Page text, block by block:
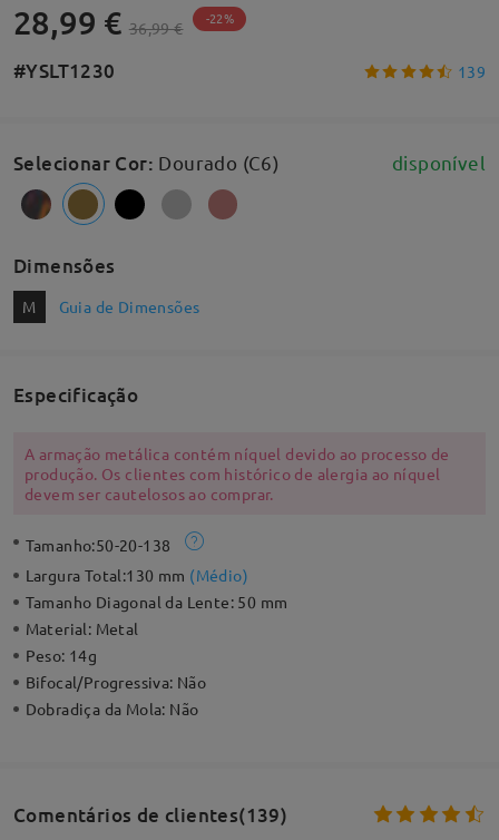
28,99 € 36,99 € -22%
#YSLT1230 139
Selecionar Cor: Dourado (C6) disponível
Dimensões
M Guia de Dimensões
Especificação
A armação metálica contém níquel devido ao processo de
produção. Os clientes com histórico de alergia ao níquel
devem ser cautelosos ao comprar.
Tamanho:50-20-138
Largura Total:130 mm (Médio)
Tamanho Diagonal da Lente: 50 mm
Material: Metal
Peso: 14g
Bifocal/Progressiva: Não
Dobradiça da Mola: Não
Comentários de clientes(139)